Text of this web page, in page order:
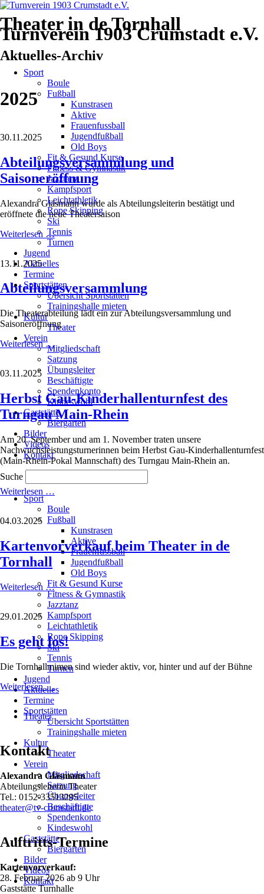
Turnverein 1903 Crumstadt e.V.
Navigation
überspringen
Sport
Boule
Fußball
Kunstrasen
Aktive
Frauenfussball
Jugendfußball
Old Boys
Fit & Gesund Kurse
Fitness & Gymnastik
Jazztanz
Kampfsport
Leichtathletik
Rope Skipping
Ski
Tennis
Turnen
Jugend
Aktuelles
Termine
Sportstätten
Übersicht Sportstätten
Trainingshalle mieten
Kultur
Theater
Verein
Mitgliedschaft
Satzung
Übungsleiter
Beschäftigte
Spendenkonto
Kindeswohl
Gaststätte
Biergarten
Bilder
Videos
Kontakt
Suche
Navigation
überspringen
Sport
Boule
Fußball
Kunstrasen
Aktive
Frauenfussball
Jugendfußball
Old Boys
Fit & Gesund Kurse
Fitness & Gymnastik
Jazztanz
Kampfsport
Leichtathletik
Rope Skipping
Ski
Tennis
Turnen
Jugend
Aktuelles
Termine
Sportstätten
Übersicht Sportstätten
Trainingshalle mieten
Kultur
Theater
Verein
Mitgliedschaft
Satzung
Übungsleiter
Beschäftigte
Spendenkonto
Kindeswohl
Gaststätte
Biergarten
Bilder
Videos
Kontakt
Theater in de Tornhall
Aktuelles-Archiv
2025
30.11.2025
Abteilungsversammlung und
Saisoneröffnung
Alexandra Gläsmann wurde als Abteilungsleiterin bestätigt und
eröffnete die neue Theatersaison
Weiterlesen …Abteilungsversammlung
und
13.11.2025
Abteilungsversammlung
Die Theaterabteilung lädt ein zur Abteilungsversammlung und
Saisoneröffnung
Weiterlesen …Abteilungsversammlung
03.11.2025
Herbst Gau-Kinderhallenturnfest des
Turngau Main-Rhein
Am 20. September und am 1. November traten unsere
Nachwuchsleistungsturnerinnen beim Herbst Gau-Kinderhallenturnfest
(Main-Rhein-Pokal Mannschaft) des Turngau Main-Rhein an.
Weiterlesen …
Kinderhallenturnfest
des
Turngau
Main-
Rhein
04.03.2025
Kartenvorverkauf beim Theater in de
Tornhall
Weiterlesen …Kartenvorverkauf
beim
Theater
in
de
Tornhall
29.01.2025
Es geht los!
Die Tornhallmimen sind wieder aktiv, vor, hinter und auf der Bühne
Weiterlesen …Es
geht
los!
Navigation
überspringen
Theater
Kontakt
Alexandra Gläsmann
Abteilungsleiterin Theater
Tel.: 0152-33513295
theater@tv-crumstadt.de
Auftritts-Termine
Kartenvorverkauf:
28. Februar 2026 ab 9 Uhr
Gaststätte Turnhalle